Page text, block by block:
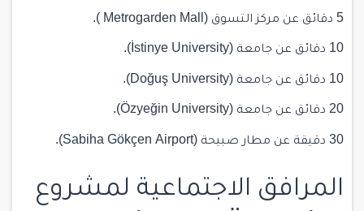
5 دقائق عن مركز التسوق (Metrogarden Mall ).
10 دقائق عن جامعة (İstinye University).
10 دقائق عن جامعة (Doğuş University).
20 دقائق عن جامعة (Özyeğin University).
30 دقيقة عن مطار صبيحة (Sabiha Gökçen Airport).
المرافق الاجتماعية لمشروع